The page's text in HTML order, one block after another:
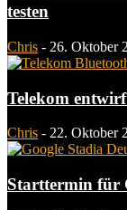
testen
Chris - 26. Oktober
Telekom
Chris - 22. Oktober
Starttermin für